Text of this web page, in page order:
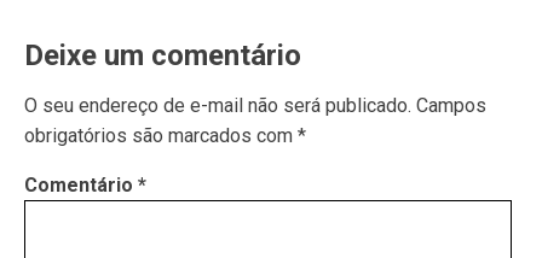
Deixe um comentário
O seu endereço de e-mail não será publicado. Campos
obrigatórios são marcados com *
Comentário *